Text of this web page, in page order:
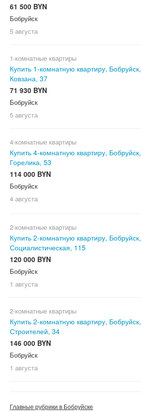
61 500 BYN
Бобруйск
5 августа
1-комнатные квартиры
Купить 1-комнатную квартиру, Бобруйск,
Ковзана, 37
71 930 BYN
Бобруйск
5 августа
4-комнатные квартиры
Купить 4-комнатную квартиру, Бобруйск,
Горелика, 53
114 000 BYN
Бобруйск
4 августа
2-комнатные квартиры
Купить 2-комнатную квартиру, Бобруйск,
Социалистическая, 115
120 000 BYN
Бобруйск
1 августа
2-комнатные квартиры
Купить 2-комнатную квартиру, Бобруйск,
Строителей, 34
146 000 BYN
Бобруйск
1 августа
Главные рубрики в Бобруйске